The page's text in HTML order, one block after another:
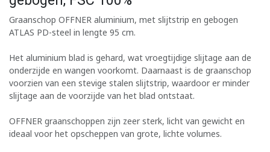
Graanschop OFFNER aluminium, met slijtstrip en gebogen
ATLAS PD-steel in lengte 95 cm.
Het aluminium blad is gehard, wat vroegtijdige slijtage aan de
onderzijde en wangen voorkomt. Daarnaast is de graanschop
voorzien van een stevige stalen slijtstrip, waardoor er minder
slijtage aan de voorzijde van het blad ontstaat.
OFFNER graanschoppen zijn zeer sterk, licht van gewicht en
ideaal voor het opscheppen van grote, lichte volumes.